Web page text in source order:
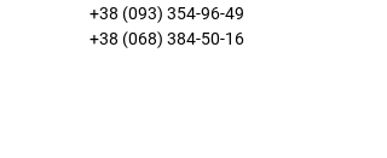
+38 (093) 354-96-49
+38 (068) 384-50-16